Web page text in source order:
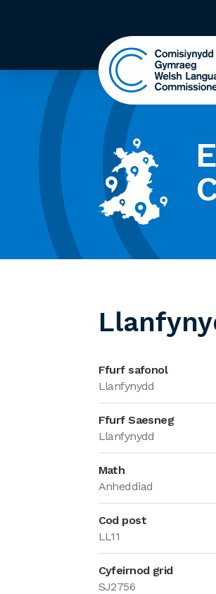
Ffurf safonol
Llanfynydd
Ffurf Saesneg
Llanfynydd
Math
Anheddiad
Cod post
LL11
Cyfeirnod grid
SJ2756